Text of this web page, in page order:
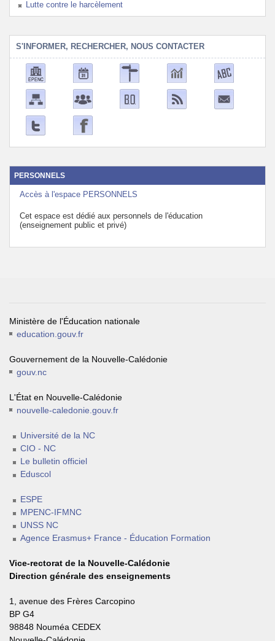
Lutte contre le harcèlement
S'INFORMER, RECHERCHER, NOUS CONTACTER
PERSONNELS
Accès à l'espace PERSONNELS
Cet espace est dédié aux personnels de l'éducation
(enseignement public et privé)
Ministère de l'Éducation nationale
education.gouv.fr
Gouvernement de la Nouvelle-Calédonie
gouv.nc
L'État en Nouvelle-Calédonie
nouvelle-caledonie.gouv.fr
Université de la NC
CIO - NC
Le bulletin officiel
Eduscol
ESPE
MPENC-IFMNC
UNSS NC
Agence Erasmus+ France - Éducation Formation
Vice-rectorat de la Nouvelle-Calédonie
Direction générale des enseignements
1, avenue des Frères Carcopino
BP G4
98848 Nouméa CEDEX